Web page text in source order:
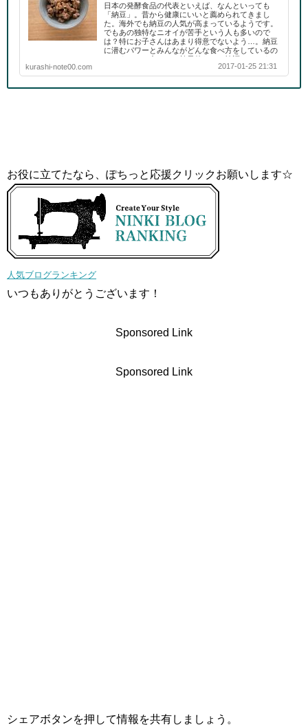
日本の発酵食品の代表といえば、なんといっても
「納豆」。昔から健康にいいと薦められてきまし
た。海外でも納豆の人気が高まっているようです。
でもあの独特なニオイが苦手という人も多いので
は？特にお子さんはあまり得意でないよう…。納豆
に潜むパワーとみんながどんな食べ方をしているの
か？またいつ食べると効果的なのか検証してみまし
kurashi-note00.com 2017-01-25 21:31
お役に立てたなら、ぽちっと応援クリックお願いします☆
人気ブログランキング
いつもありがとうございます！
Sponsored Link
Sponsored Link
シェアボタンを押して情報を共有しましょう。